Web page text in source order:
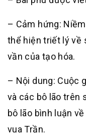
– Cảm hứng:
thể hiện triết lý về
vần của tạo hóa.
– Nội dung: Cuộc
và các bô lão trên
bô lão bình luận
vua Trần.